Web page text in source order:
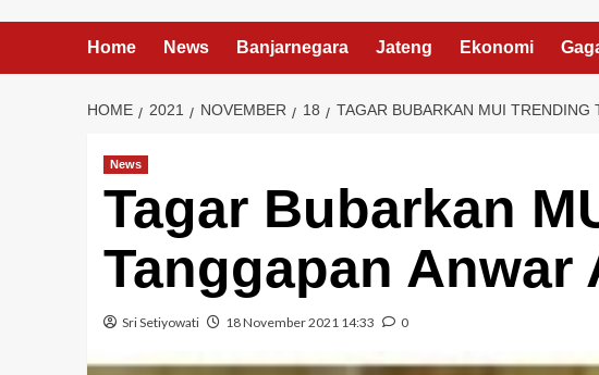
Home News Banjarnegara Jateng Ekonomi
HOME 2021 NOVEMBER 18 TAGAR BUBARKAN MUI TRENDING
News
Tagar Bubarkan
Tanggapan Anwar
Sri Setiyowati 18 November 2021 14:33 0